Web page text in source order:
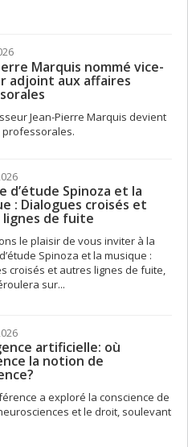
Marquis nommé vice-
adjoint aux affaires
Jean-Pierre Marquis devient
d’étude Spinoza et la
: Dialogues croisés et
de fuite
le plaisir de vous inviter à la
Spinoza et la musique :
croisés et autres lignes de fuite,
sur...
artificielle: où
la notion de
a exploré la conscience de
et le droit, soulevant